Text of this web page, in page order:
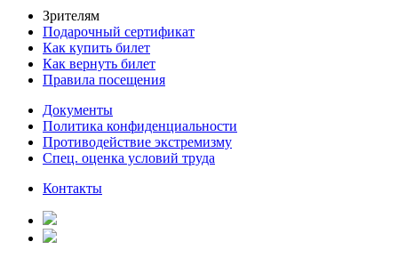
Зрителям
Подарочный сертификат
Как купить билет
Как вернуть билет
Правила посещения
Документы
Политика конфиденциальности
Противодействие экстремизму
Спец. оценка условий труда
Контакты